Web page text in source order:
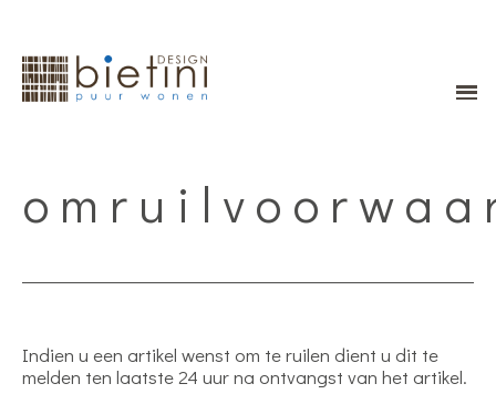
Indien u een artikel wenst om te ruilen dient u dit te
melden ten laatste 24 uur na ontvangst van het artikel.